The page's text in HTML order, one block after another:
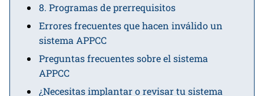
8. Programas de prerrequisitos
Errores frecuentes que hacen inválido un
sistema APPCC
Preguntas frecuentes sobre el sistema
APPCC
¿Necesitas implantar o revisar tu sistema